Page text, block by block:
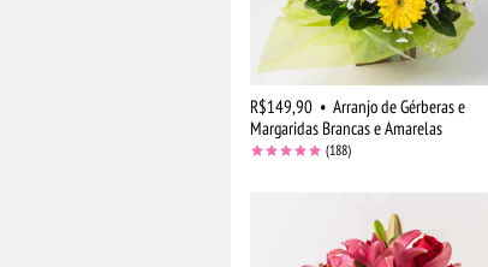
R$149,90 • Arranjo de Gérberas e
Margaridas Brancas e Amarelas
(188)